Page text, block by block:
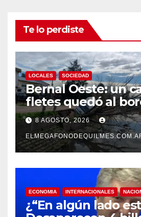
Te lo perdiste
LOCALES SOCIEDAD
Bernal Oeste: un
fletes quedó al
al arroyo Las
8 AGOSTO, 2026
ECONOMIA INTERNACIONALES
¿“En algún lado